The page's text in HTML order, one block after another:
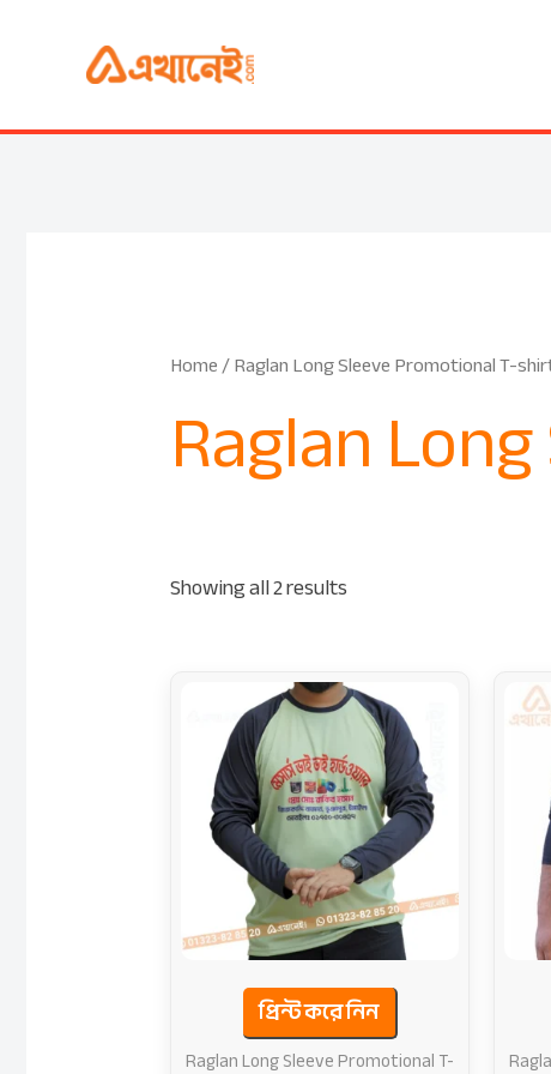
Home/ Raglan Long Sleeve Promotional T-
Raglan
Showing all 2 results
প্রিন্ট করে নিন
Raglan Long Sleeve Promotional T-